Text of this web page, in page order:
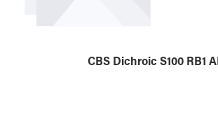
CBS Dichroic S100 RB1